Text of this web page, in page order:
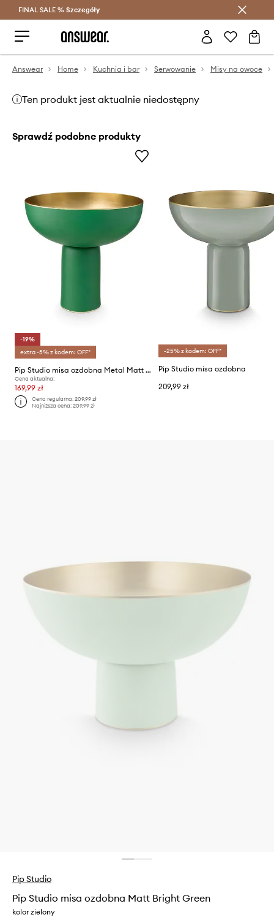
Oszczędzaj z Answear Club >
FINAL SALE % Szczegóły
Answear Home Kuchnia i bar Serwowanie Misy na owoce
Ten produkt jest aktualnie niedostępny
Sprawdź podobne produkty
-19%
extra -5% z kodem: OFF*
Pip Studio misa ozdobna Metal Matt Green
Cena aktualna:
169,99 zł
Cena regularna:209,99 zł
Najniższa cena:209,99 zł
-25% z kodem: OFF*
Pip Studio misa ozdobna
209,99 zł
Pip Studio
Pip Studio misa ozdobna Matt Bright Green
kolor zielony